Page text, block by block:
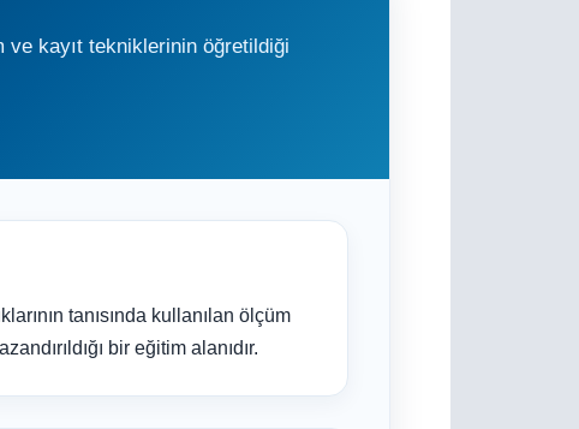
ve kayıt tekniklerinin öğretildiği
tanısında kullanılan ölçüm
bir eğitim alanıdır.